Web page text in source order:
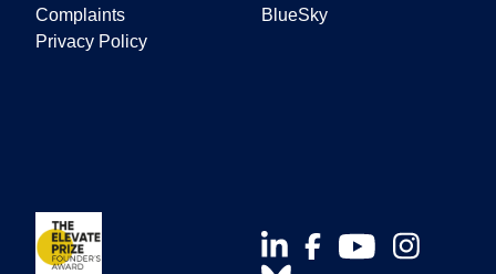
Complaints
Privacy Policy
BlueSky